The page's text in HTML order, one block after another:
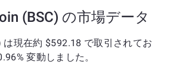
(BSC) の市場データ
は現在約 $592.18 で取引されてお
変動しました。